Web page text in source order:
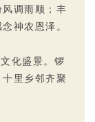
调雨顺；丰
神农恩泽。
化盛景。锣
十里乡邻齐聚